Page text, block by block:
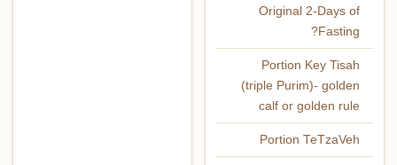
Original 2-Days of
Fasting?
Portion Key Tisah
(triple Purim)- golden
calf or golden rule
Portion TeTzaVeh